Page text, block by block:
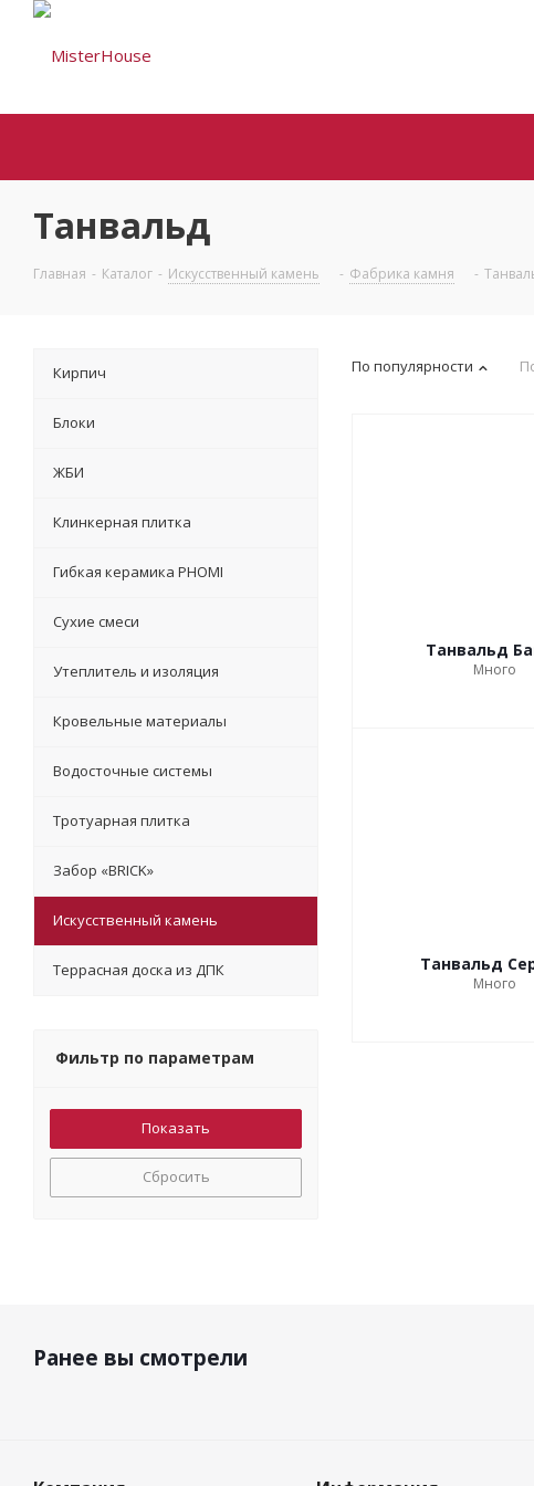
Танвальд
Главная - Каталог - Искусственный камень - Фабрика камня -
По популярности
Танвальд
Много
Танвальд
Много
Кирпич
Блоки
ЖБИ
Клинкерная плитка
Гибкая керамика PHOMI
Сухие смеси
Утеплитель и изоляция
Кровельные материалы
Водосточные системы
Тротуарная плитка
Забор «‎BRICK»‎
Искусственный камень
Террасная доска из ДПК
Фильтр по параметрам
Сбросить
Ранее вы смотрели